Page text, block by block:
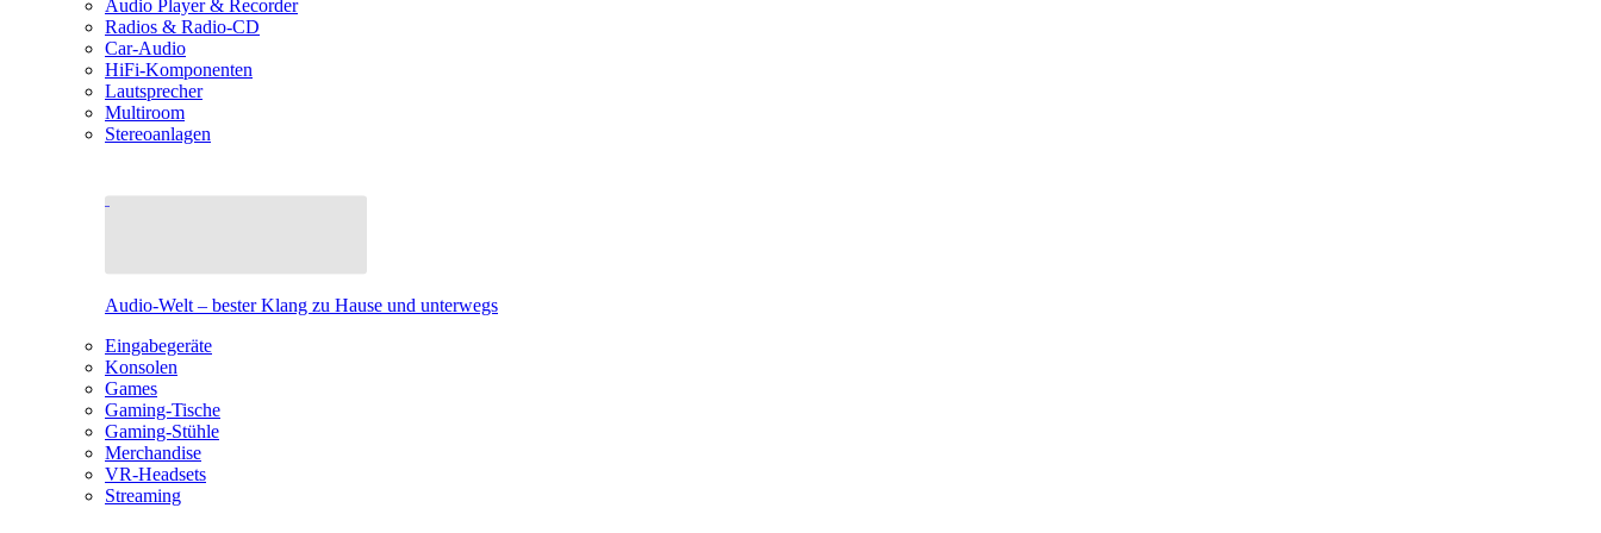
Audio Player & Recorder
Radios & Radio-CD
Car-Audio
HiFi-Komponenten
Lautsprecher
Multiroom
Stereoanlagen
Audio-Welt – bester Klang zu Hause und unterwegs
Eingabegeräte
Konsolen
Games
Gaming-Tische
Gaming-Stühle
Merchandise
VR-Headsets
Streaming